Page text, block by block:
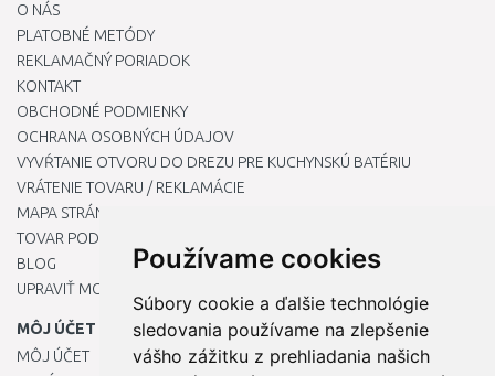
Používame cookies
Súbory cookie a ďalšie technológie
sledovania používame na zlepšenie
vášho zážitku z prehliadania našich
O NÁS
PLATOBNÉ METÓDY
REKLAMAČNÝ PORIADOK
KONTAKT
OBCHODNÉ PODMIENKY
OCHRANA OSOBNÝCH ÚDAJOV
VYVŔTANIE OTVORU DO DREZU PRE KUCHYNSKÚ BATÉRIU
VRÁTENIE TOVARU / REKLAMÁCIE
MAPA STRÁNOK
TOVAR PODĽA ZNAČIEK
BLOG
UPRAVIŤ MOJE PREDVOĽBY COOKIES
MÔJ ÚČET
MÔJ ÚČET